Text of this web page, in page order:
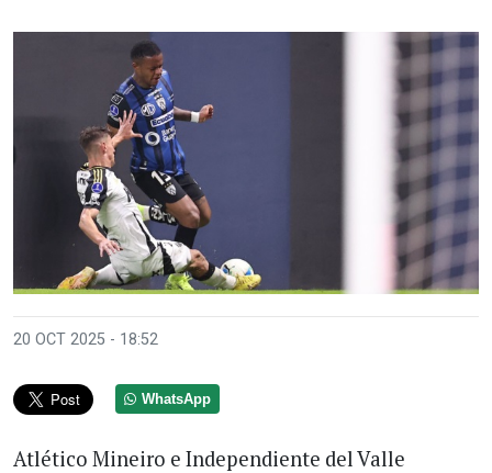
20 OCT 2025 - 18:52
WhatsApp
Atlético Mineiro e Independiente del Valle